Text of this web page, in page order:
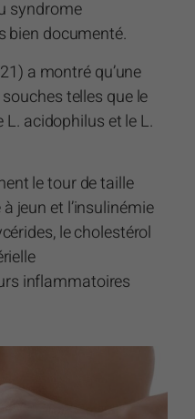
syndrome
bien documenté.
a montré qu’une
telles que le
acidophilus et le L.
le tour de taille
jeun et l’insulinémie
le cholestérol
inflammatoires